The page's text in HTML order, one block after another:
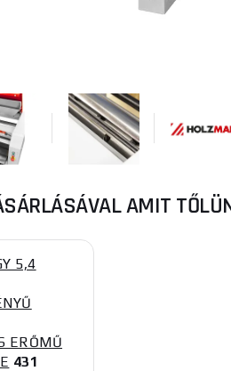
AMIT
5,4
ERŐMŰ
431